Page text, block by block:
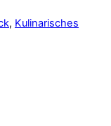
, Kulinarisches